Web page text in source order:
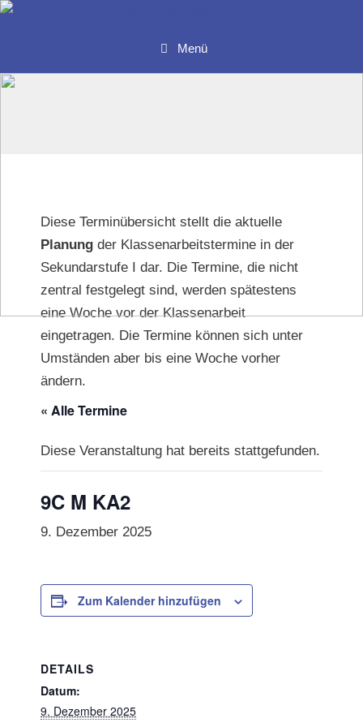
Zum
Menü
Diese Terminübersicht stellt die aktuelle
Planung der Klassenarbeitstermine in der
Sekundarstufe I dar. Die Termine, die nicht
zentral festgelegt sind, werden spätestens
eine Woche vor der Klassenarbeit
eingetragen. Die Termine können sich unter
Umständen aber bis eine Woche vorher
ändern.
« Alle Termine
Diese Veranstaltung hat bereits stattgefunden.
9C M KA2
9. Dezember 2025
Zum Kalender hinzufügen
DETAILS
Datum:
9. Dezember 2025